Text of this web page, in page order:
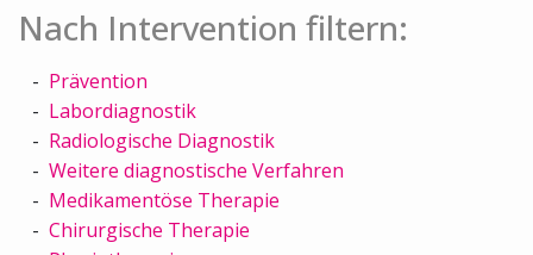
Nach Intervention filtern:
Prävention
Labordiagnostik
Radiologische Diagnostik
Weitere diagnostische Verfahren
Medikamentöse Therapie
Chirurgische Therapie